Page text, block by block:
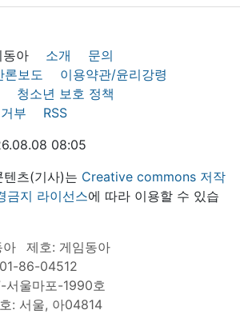
아 소개
문의
론보도
이용약관/윤리강령
청소년 보호 정책
부
RSS
08:05
텐츠(기사)는 Creative commons 저작
금지 라이선스에 따라 이용할 수 있습
아
제호: 게임동아
86-04512
서울마포-1990호
: 서울, 아04814